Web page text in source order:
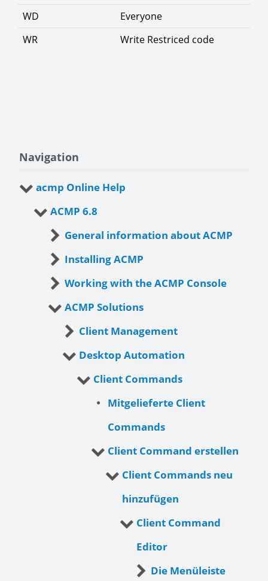
WD
Everyone
WR
Write Restriced code
Navigation
acmp Online Help
ACMP 6.8
General information about ACMP
Installing ACMP
Working with the ACMP Console
ACMP Solutions
Client Management
Desktop Automation
Client Commands
Mitgelieferte Client
Commands
Client Command erstellen
Client Commands neu
hinzufügen
Client Command
Editor
Die Menüleiste